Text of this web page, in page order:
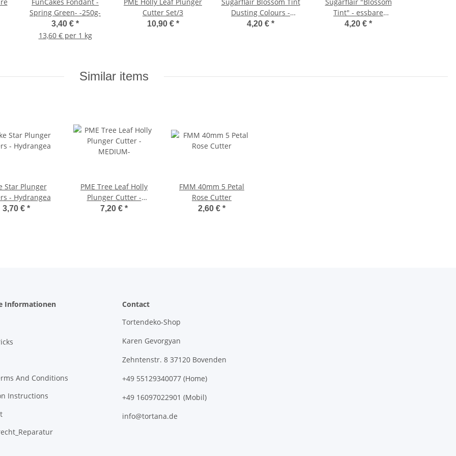
FunCakes Fondant -
Spring Green- -250g-
3,40 € *
13,60 € per 1 kg
PME Holly Leaf Plunger
Cutter Set/3
10,90 € *
Sugarflair Blossom Tint
Dusting Colours -
Spring Green
4,20 € *
Sugarflair "Blossom
Tint" - essbare
Puderfarbe - Farbe:
4,20 € *
Similar items
Star Plunger
- Hydrangea
3,70 € *
PME Tree Leaf Holly
Plunger Cutter -
MEDIUM-
7,20 € *
FMM 40mm 5 Petal
Rose Cutter
2,60 € *
Informationen
And Conditions
Instructions
Contact
Tortendeko-Shop
Karen Gevorgyan
Zehntenstr. 8 37120 Bovenden
+49 55129340077 (Home)
+49 16097022901 (Mobil)
info@tortana.de